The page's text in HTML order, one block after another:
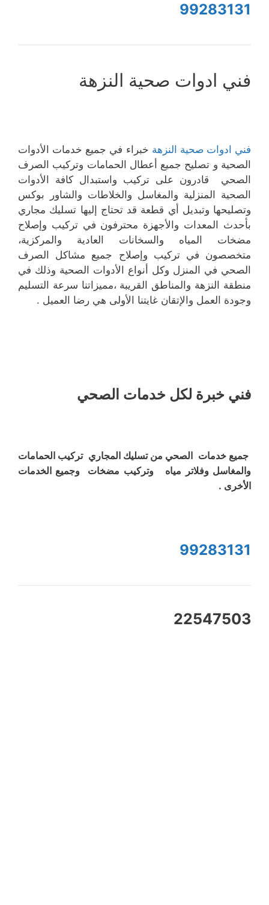
99283131
فني ادوات صحية النزهة
فني ادوات صحية النزهة خبراء في جميع خدمات الأدوات
الصحية و تصليح جميع أعطال الحمامات وتركيب الصرف
الصحي قادرون على تركيب واستبدال كافة الأدوات
الصحية المنزلية والمغاسل والخلاطات والشاور بوكس
وتصليحها وتبديل أي قطعة قد تحتاج إليها تسليك مجاري
بأحدث المعدات والأجهزة محترفون في تركيب وإصلاح
مضخات المياه والسخانات العادية والمركزية،
متخصصون في تركيب وإصلاح جميع مشاكل الصرف
الصحي في المنزل وكل أنواع الأدوات الصحية وذلك في
منطقة النزهة والمناطق القريبة ،مميزاتنا سرعة التسليم
وجودة العمل والإتقان غايتنا الأولى هي رضا العميل .
فني خبرة لكل خدمات الصحي
جميع خدمات الصحي من تسليك المجاري تركيب الحمامات
والمغاسل وفلاتر مياه وتركيب مضخات وجميع الخدمات
الأخرى .
99283131
22547503